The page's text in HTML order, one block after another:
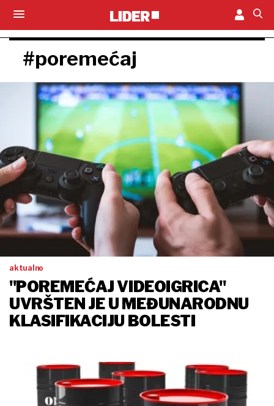
#poremećaj
aktualno
''POREMEĆAJ VIDEOIGRICA''
UVRŠTEN JE U MEĐUNARODNU
KLASIFIKACIJU BOLESTI